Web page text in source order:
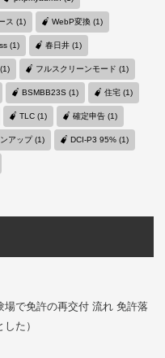
ス (1) WebP変換 (1)
(1) 春日井 (1)
フルスクリーンモード (1)
BSMBB23S (1) 住宅 (1)
TLC (1) 確定申告 (1)
アップ (1) DCI-P3 95% (1)
場で免許の再交付 流れ 免許落
た）